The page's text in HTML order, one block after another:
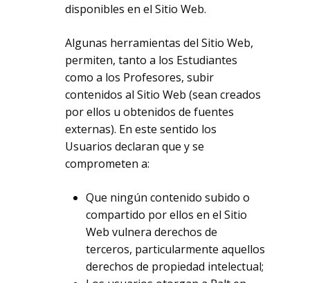
disponibles en el Sitio Web.
Algunas herramientas del Sitio Web,
permiten, tanto a los Estudiantes
como a los Profesores, subir
contenidos al Sitio Web (sean creados
por ellos u obtenidos de fuentes
externas). En este sentido los
Usuarios declaran que y se
comprometen a:
Que ningún contenido subido o
compartido por ellos en el Sitio
Web vulnera derechos de
terceros, particularmente aquellos
derechos de propiedad intelectual;